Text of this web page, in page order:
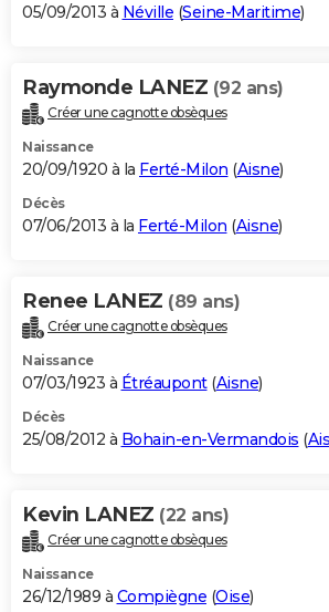
05/09/2013 à Néville (Seine-Maritime)
Raymonde LANEZ (92 ans)
Créer une cagnotte obsèques
Naissance
20/09/1920 à la Ferté-Milon (Aisne)
Décès
07/06/2013 à la Ferté-Milon (Aisne)
Renee LANEZ (89 ans)
Créer une cagnotte obsèques
Naissance
07/03/1923 à Étréaupont(Aisne)
Décès
25/08/2012 à Bohain-en-Vermandois (
Kevin LANEZ (22 ans)
Créer une cagnotte obsèques
Naissance
26/12/1989 à Compiègne (Oise)